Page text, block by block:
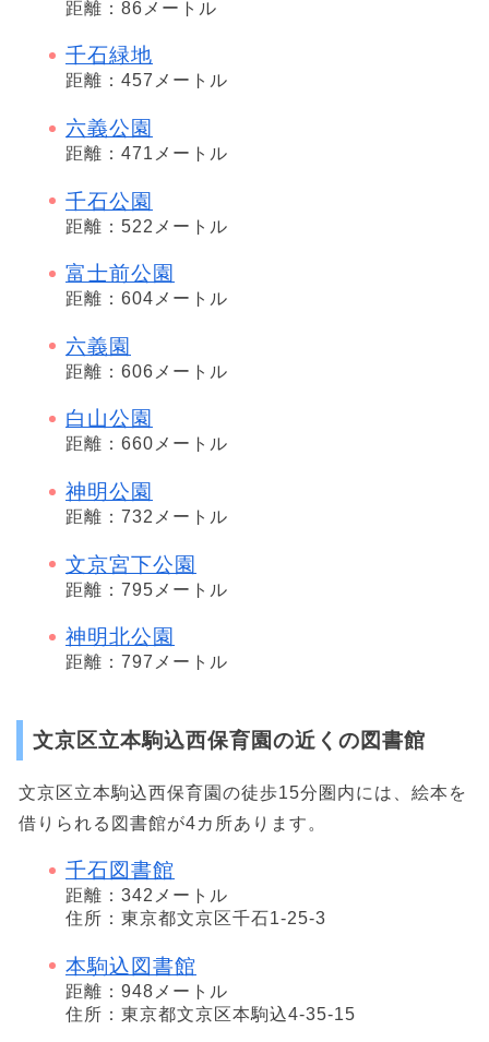
距離：86メートル
千石緑地
距離：457メートル
六義公園
距離：471メートル
千石公園
距離：522メートル
富士前公園
距離：604メートル
六義園
距離：606メートル
白山公園
距離：660メートル
神明公園
距離：732メートル
文京宮下公園
距離：795メートル
神明北公園
距離：797メートル
文京区立本駒込西保育園の近くの図書館
文京区立本駒込西保育園の徒歩15分圏内には、絵本を
借りられる図書館が4カ所あります。
千石図書館
距離：342メートル
住所：東京都文京区千石1-25-3
本駒込図書館
距離：948メートル
住所：東京都文京区本駒込4-35-15